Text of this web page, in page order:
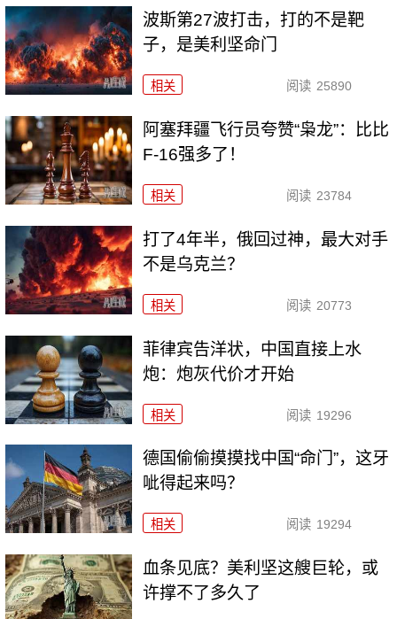
波斯第27波打击，打的不是靶
子，是美利坚命门
相关 阅读 25890
阿塞拜疆飞行员夸赞“枭龙”：比比
F-16强多了！
相关 阅读 23784
打了4年半，俄回过神，最大对手
不是乌克兰？
相关 阅读 20773
菲律宾告洋状，中国直接上水
炮：炮灰代价才开始
相关 阅读 19296
德国偷偷摸摸找中国“命门”，这牙
呲得起来吗？
相关 阅读 19294
血条见底？美利坚这艘巨轮，或
许撑不了多久了